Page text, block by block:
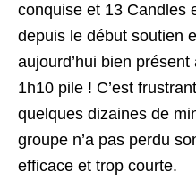
conquise et 13 Candles
depuis le début soutien
aujourd’hui bien
1h10 pile ! C’est
quelques dizaines de
groupe n’a pas perdu
efficace et trop courte.